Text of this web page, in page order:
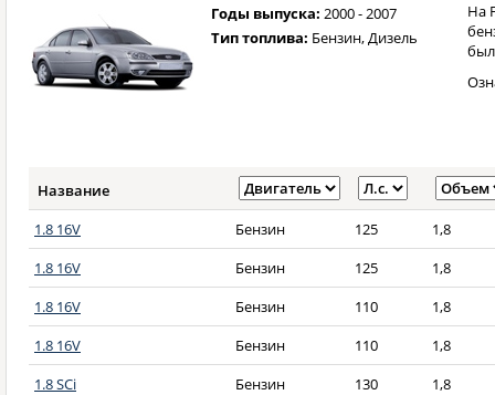
Годы выпуска: 2000 - 2007
Тип топлива: Бензин, Дизель
На
Название
1.8 16V
Бензин 125
1,8
1.8 16V
Бензин 125
1,8
1.8 16V
Бензин 110
1,8
1.8 16V
Бензин 110
1,8
1.8 SCi
Бензин 130
1,8